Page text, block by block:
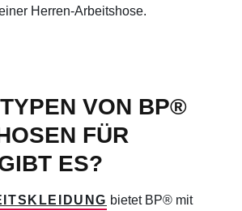
Herren-Arbeitshose.
VON BP®
FÜR
ES?
bietet BP® mit